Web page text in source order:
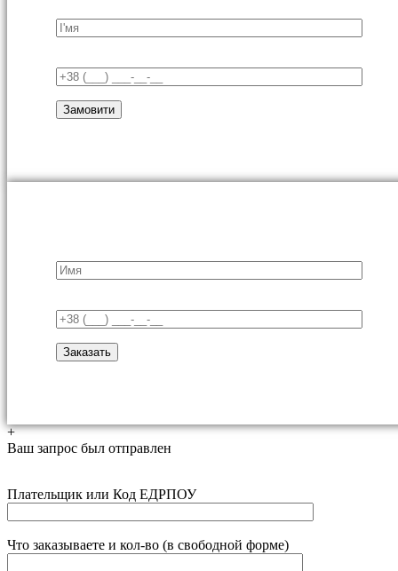
+
Ваш запрос был отправлен
Плательщик или Код ЕДРПОУ
Что заказываете и кол-во (в свободной форме)